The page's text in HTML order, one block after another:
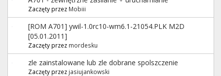
Zaczęty przez Mobiii
[ROM A701] ywil-1.0rc10-wm6.1-21054.PLK M2D
[05.01.2011]
Zaczęty przez mordesku
zle zainstalowane lub zle dobrane spolszczenie
Zaczęty przez jasiujankowski